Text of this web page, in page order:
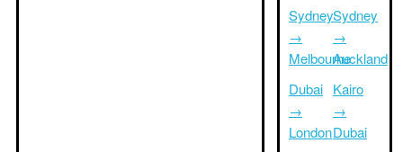
Sydney
→
Melbourne
Dubai
→
London
Sydney
→
Auckland
Kairo
→
Dubai